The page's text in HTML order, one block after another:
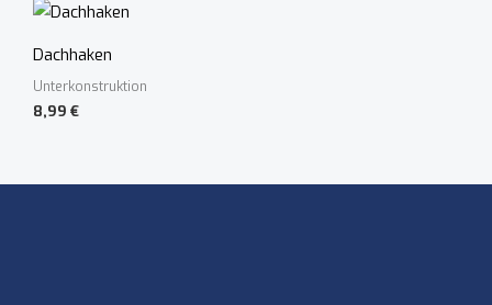
Dachhaken
Unterkonstruktion
8,99 €